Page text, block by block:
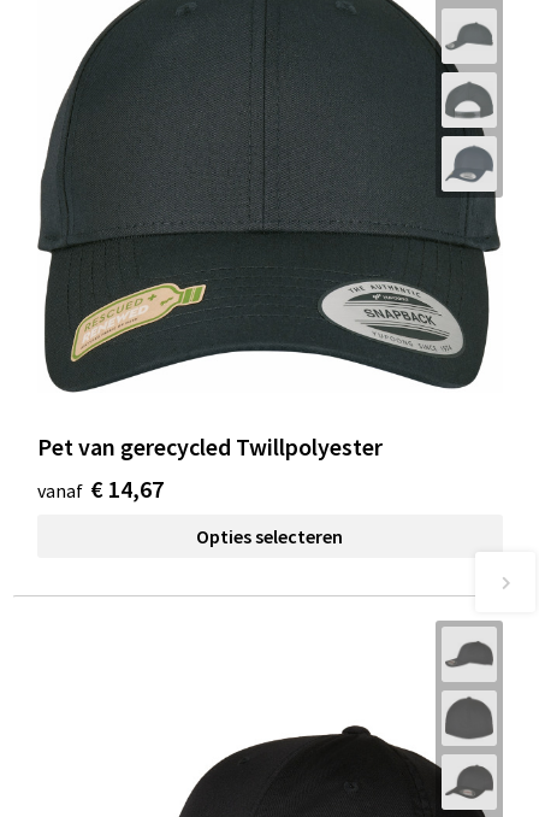
Pet van gerecycled Twillpolyester
vanaf € 14,67
Opties selecteren